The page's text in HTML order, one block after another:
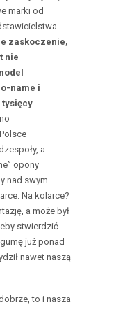
marki od
zaskoczenie,
nie
name i
tysięcy
a
opony
nad swym
Na kolarce?
a może był
stwierdzić
już ponad
nawet naszą
to i nasza